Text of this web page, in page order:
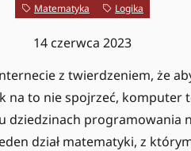
Matematyka Logika
14 czerwca 2023
z twierdzeniem, że
na to nie spojrzeć, komputer
dziedzinach programowania
dział matematyki, z